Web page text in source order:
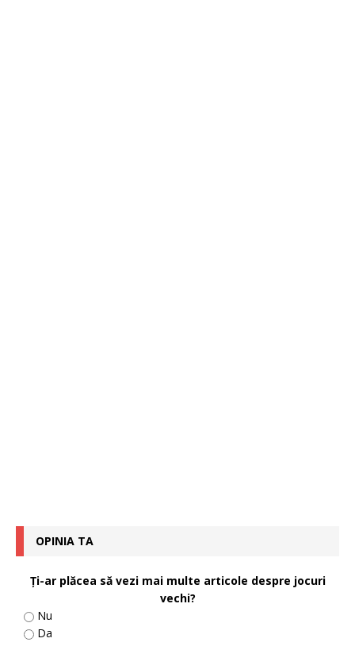
OPINIA TA
Ţi-ar plăcea să vezi mai multe articole despre jocuri
vechi?
Nu
Da